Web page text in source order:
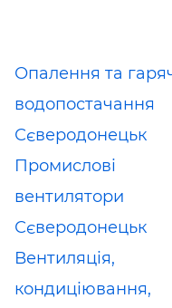
Опалення та
водопостачання
Сєверодонецьк
Промислові
вентилятори
Сєверодонецьк
Вентиляція,
кондиціювання,